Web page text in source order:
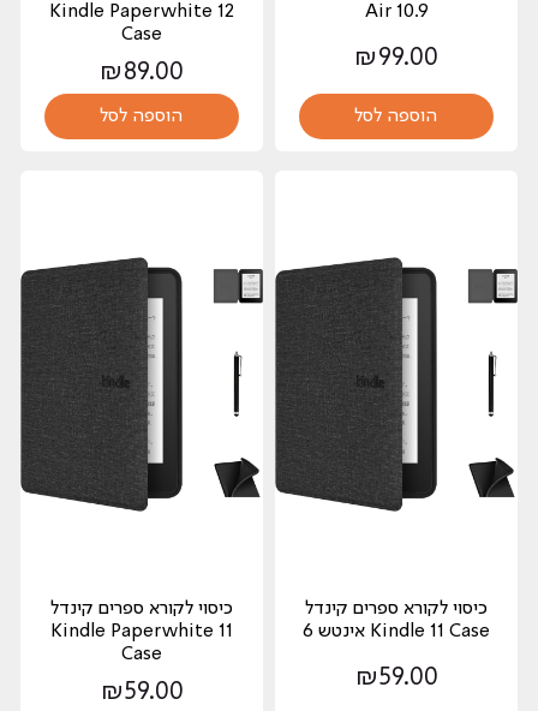
Air 10.9
₪ 99.00
הוספה לסל
Kindle Paperwhite 12
Case
₪ 89.00
הוספה לסל
כיסוי לקורא ספרים קינדל
Kindle 11 Case אינטש 6
₪59.00
כיסוי לקורא ספרים קינדל
Kindle Paperwhite 11
Case
₪59.00